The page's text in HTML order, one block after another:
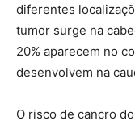
diferentes
tumor surge na
20% aparecem no
desenvolvem na
O risco de cancro